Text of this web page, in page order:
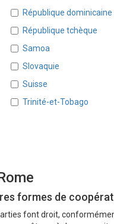
République dominicaine
République tchèque
Samoa
Slovaquie
Suisse
Trinité-et-Tobago
formes de
font droit,